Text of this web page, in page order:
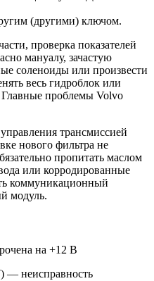
(другими) ключом.
проверка показателей
мануалу, зачастую
соленоиды или произвести
весь гидроблок или
Главные проблемы Volvo
трансмиссией
нового фильтра не
пропитать маслом
или корродированные
коммуникационный
модуль.
на +12 В
— неисправность